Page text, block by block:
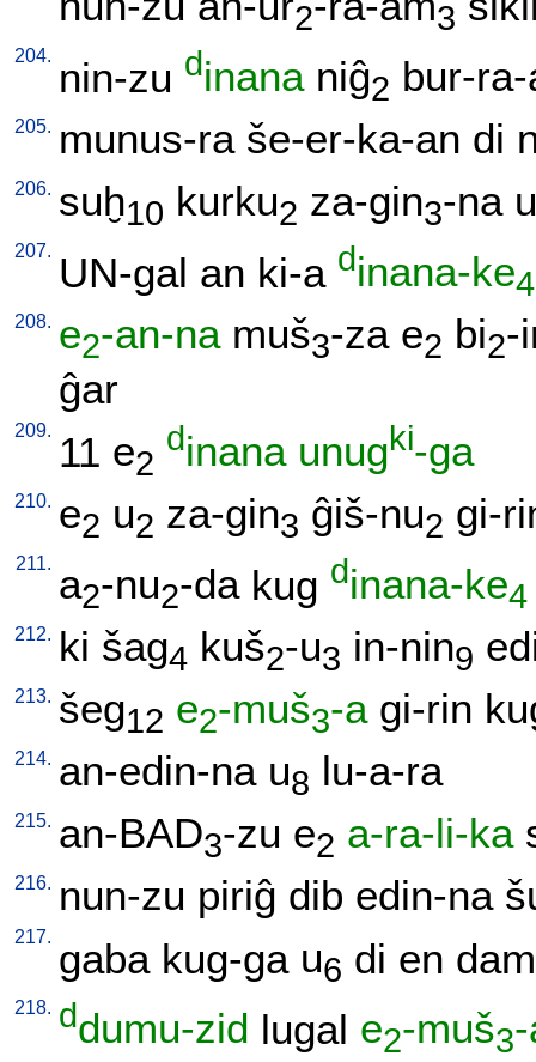
2 3
204. nin-zu dinana niĝ2 bur-
205. munus-ra še-er-ka-an di
206. suḫ10 kurku2 za-gin3-na
207. UN-gal an ki-a dinana-ke4
208. e2-an-na muš3-za e2 bi2-
ĝar
209. 11 e2
dinana unugki-ga
210. e2 u2 za-gin3 ĝiš-nu2 gi-
211. a2-nu2-da kug dinana-ke4
212. ki šag4 kuš2-u3 in-nin9
213. šeg12 e2-muš3-a gi-rin
214. an-edin-na u8 lu-a-ra
215. an-BAD3-zu e2 a-ra-li-ka
216. nun-zu piriĝ dib edin-na
217. gaba kug-ga u6 di en dam
218. ddumu-zid lugal e2-muš3